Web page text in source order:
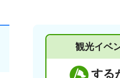
観光イベ
する